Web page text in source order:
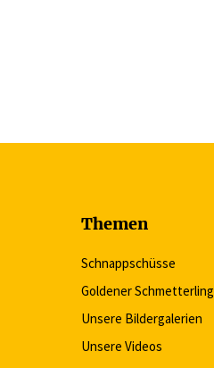
Themen
Schnappschüsse
Goldener Schmetterling
Unsere Bildergalerien
Unsere Videos